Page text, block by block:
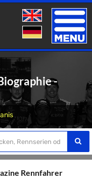
Toggle
-
Rennfahrer